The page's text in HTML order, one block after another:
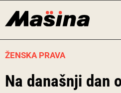
ŽENSKA PRAVA
Na današnji dan